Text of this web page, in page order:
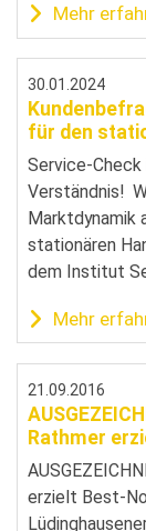
Mehr
30.01.2024
für den
Service-
Verständnis!
Marktdynamik
stationären
dem Institut
Mehr
21.09.2016
Rathmer
erzielt Best-